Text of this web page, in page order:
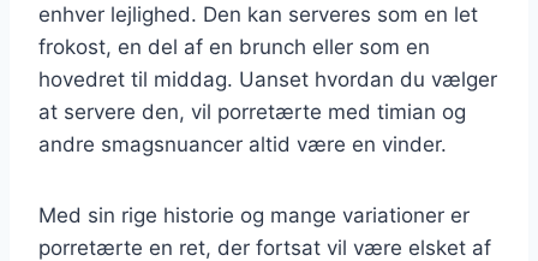
enhver lejlighed. Den kan serveres som en let
frokost, en del af en brunch eller som en
hovedret til middag. Uanset hvordan du vælger
at servere den, vil porretærte med timian og
andre smagsnuancer altid være en vinder.
Med sin rige historie og mange variationer er
porretærte en ret, der fortsat vil være elsket af